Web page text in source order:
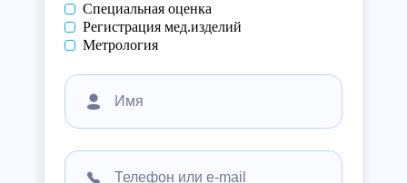
Специальная оценка
Регистрация мед.изделий
Метрология